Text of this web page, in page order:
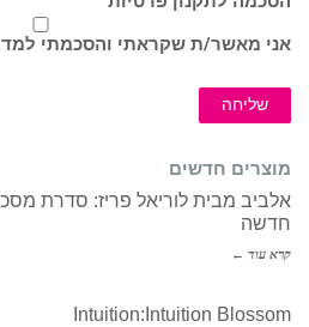
אני מאשר/ת שקראתי והסכמתי ל
שליחה
מוצרים חדשים
אלביב מבית לוריאל פריז: סדרת
חדשה
קרא עוד ←
Intuition:Intuition Blossom